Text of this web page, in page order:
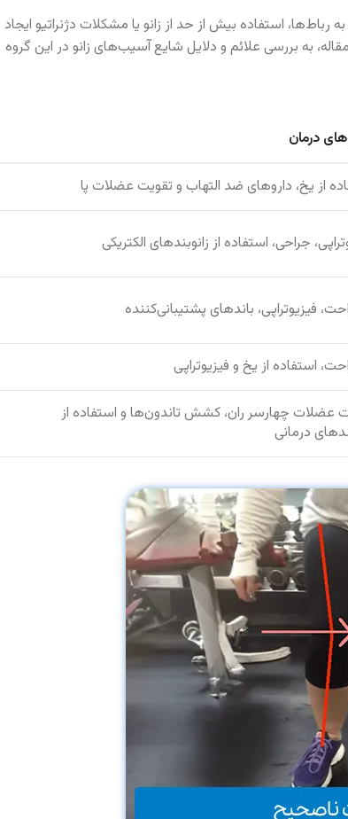
استفاده بیش از حد از زانو یا مشکلات دژنراتیو ایجاد
به بررسی علائم و دلایل شایع آسیب‌های زانو در این گروه
درمان
از یخ، داروهای ضد التهاب و تقویت عضلات پا
جراحی، استفاده از زانوبندهای الکتریکی
فیزیوتراپی، باندهای پشتیبانی‌کننده
استفاده از یخ و فیزیوتراپی
عضلات چهارسر ران، کشش تاندون‌ها و استفاده از
درمانی